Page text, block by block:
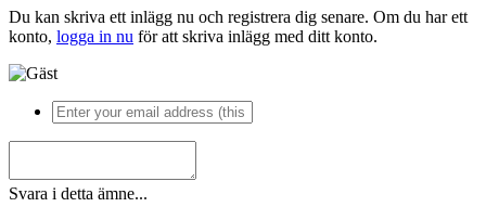
Du kan skriva ett inlägg nu och registrera dig senare. Om du har ett
konto, logga in nu för att skriva inlägg med ditt konto.
Svara i detta ämne...